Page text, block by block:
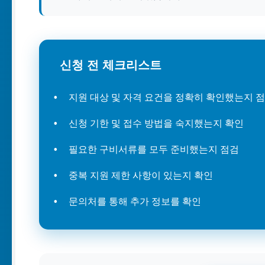
신청 전 체크리스트
지원 대상 및 자격 요건을 정확히 확인했는지
신청 기한 및 접수 방법을 숙지했는지 확인
필요한 구비서류를 모두 준비했는지 점검
중복 지원 제한 사항이 있는지 확인
문의처를 통해 추가 정보를 확인